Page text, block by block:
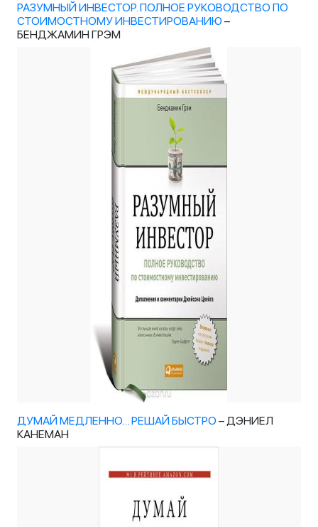
РАЗУМНЫЙ ИНВЕСТОР. ПОЛНОЕ РУКОВОДСТВО ПО
СТОИМОСТНОМУ ИНВЕСТИРОВАНИЮ –
БЕНДЖАМИН ГРЭМ
ДУМАЙ МЕДЛЕННО… РЕШАЙ БЫСТРО – ДЭНИЕЛ
КАНЕМАН